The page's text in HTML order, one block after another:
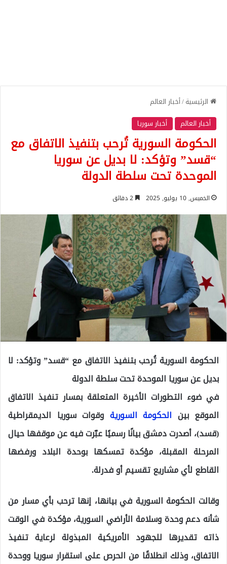
الرئيسية/أخبار العالم
أخبار العالم
أخبار سوريا
الحكومة السورية تُرحب بتنفيذ الاتفاق مع
“قسد” وتؤكد: لا بديل عن سوريا
الموحدة تحت سلطة الدولة
الخميس, 10 يوليو, 2025
الحكومة السورية تُرحب بتنفيذ الاتفاق مع “قسد” وتؤكد: لا
بديل عن سوريا الموحدة تحت سلطة الدولة
في ضوء التطورات الأخيرة المتعلقة بمسار تنفيذ الاتفاق
الموقع بين الحكومة السورية وقوات سوريا الديمقراطية
(قسد)، أصدرت دمشق بيانًا رسميًا عبّرت فيه عن موقفها حيال
المرحلة المقبلة، مؤكدة تمسكها بوحدة البلاد ورفضها
القاطع لأي مشاريع تقسيم أو فدرلة.
وقالت الحكومة السورية في بيانها، إنها ترحب بأي مسار من
شأنه دعم وحدة وسلامة الأراضي السورية، مؤكدة في الوقت
ذاته تقديرها للجهود الأمريكية المبذولة لرعاية تنفيذ
الاتفاق، وذلك انطلاقًا من الحرص على استقرار سوريا ووحدة